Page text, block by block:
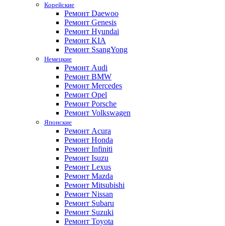
Корейские
Ремонт Daewoo
Ремонт Genesis
Ремонт Hyundai
Ремонт KIA
Ремонт SsangYong
Немецкие
Ремонт Audi
Ремонт BMW
Ремонт Mercedes
Ремонт Opel
Ремонт Porsche
Ремонт Volkswagen
Японские
Ремонт Acura
Ремонт Honda
Ремонт Infiniti
Ремонт Isuzu
Ремонт Lexus
Ремонт Mazda
Ремонт Mitsubishi
Ремонт Nissan
Ремонт Subaru
Ремонт Suzuki
Ремонт Toyota